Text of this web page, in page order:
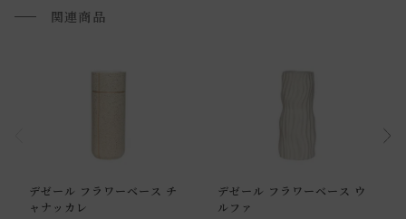
通常配送の場合、お品物は玄関前での引渡しとなります。
関連商品
デゼール フラワーベース チ
ャナッカレ
デゼール フラワーベース ウ
ルファ